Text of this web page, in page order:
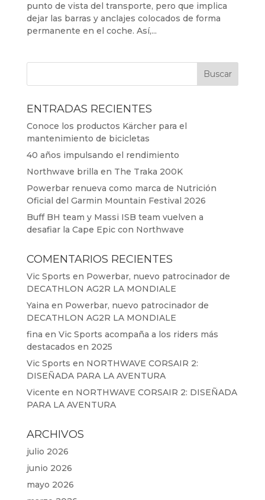
punto de vista del transporte, pero que implica
dejar las barras y anclajes colocados de forma
permanente en el coche. Así,...
ENTRADAS RECIENTES
Conoce los productos Kärcher para el
mantenimiento de bicicletas
40 años impulsando el rendimiento
Northwave brilla en The Traka 200K
Powerbar renueva como marca de Nutrición
Oficial del Garmin Mountain Festival 2026
Buff BH team y Massi ISB team vuelven a
desafiar la Cape Epic con Northwave
COMENTARIOS RECIENTES
Vic Sports en Powerbar, nuevo patrocinador de
DECATHLON AG2R LA MONDIALE
Yaina en Powerbar, nuevo patrocinador de
DECATHLON AG2R LA MONDIALE
fina en Vic Sports acompaña a los riders más
destacados en 2025
Vic Sports en NORTHWAVE CORSAIR 2:
DISEÑADA PARA LA AVENTURA
Vicente en NORTHWAVE CORSAIR 2: DISEÑADA
PARA LA AVENTURA
ARCHIVOS
julio 2026
junio 2026
mayo 2026